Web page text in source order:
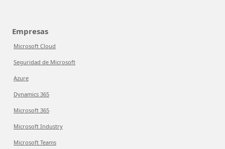
Empresas
Microsoft Cloud
Seguridad de Microsoft
Azure
Dynamics 365
Microsoft 365
Microsoft Industry
Microsoft Teams